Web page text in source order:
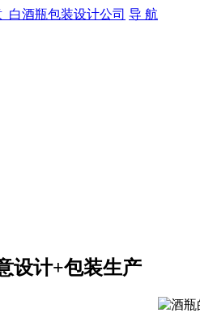
导 航
设计+包装生产